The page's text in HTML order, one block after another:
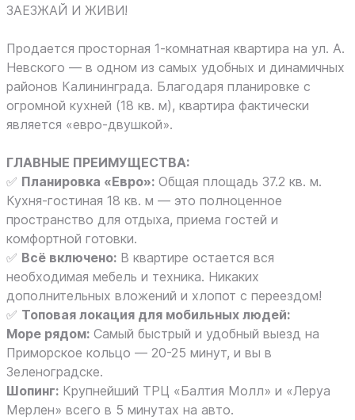
ЗАЕЗЖАЙ И ЖИВИ!
Продается просторная 1-комнатная квартира на ул. А.
Невского — в одном из самых удобных и динамичных
районов Калининграда. Благодаря планировке с
огромной кухней (18 кв. м), квартира фактически
является «евро-двушкой».
ГЛАВНЫЕ ПРЕИМУЩЕСТВА:
✅ Планировка «Евро»: Общая площадь 37.2 кв. м.
Кухня-гостиная 18 кв. м — это полноценное
пространство для отдыха, приема гостей и
комфортной готовки.
✅ Всё включено: В квартире остается вся
необходимая мебель и техника. Никаких
дополнительных вложений и хлопот с переездом!
✅ Топовая локация для мобильных людей:
Море рядом: Самый быстрый и удобный выезд на
Приморское кольцо — 20-25 минут, и вы в
Зеленоградске.
Шопинг: Крупнейший ТРЦ «Балтия Молл» и «Леруа
Мерлен» всего в 5 минутах на авто.